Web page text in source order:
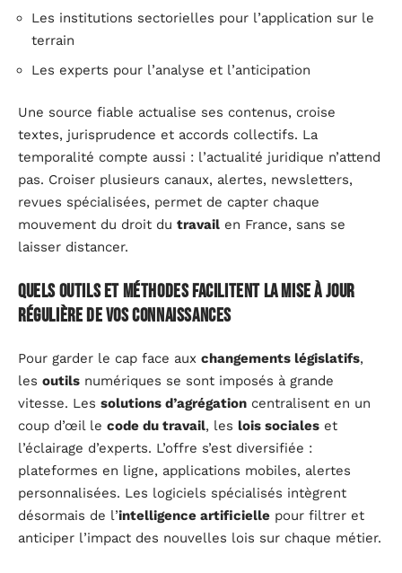
Les institutions sectorielles pour l’application sur le
terrain
Les experts pour l’analyse et l’anticipation
Une source fiable actualise ses contenus, croise
textes, jurisprudence et accords collectifs. La
temporalité compte aussi : l’actualité juridique n’attend
pas. Croiser plusieurs canaux, alertes, newsletters,
revues spécialisées, permet de capter chaque
mouvement du droit du travail en France, sans se
laisser distancer.
Quels outils et méthodes facilitent la mise à jour
régulière de vos connaissances
Pour garder le cap face aux changements législatifs,
les outils numériques se sont imposés à grande
vitesse. Les solutions d’agrégation centralisent en un
coup d’œil le code du travail, les lois sociales et
l’éclairage d’experts. L’offre s’est diversifiée :
plateformes en ligne, applications mobiles, alertes
personnalisées. Les logiciels spécialisés intègrent
désormais de l’intelligence artificielle pour filtrer et
anticiper l’impact des nouvelles lois sur chaque métier.